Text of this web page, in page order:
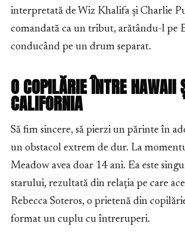
interpretată de Wiz Khalifa și Charlie
comandată ca un tribut, arătându-l pe
conducând pe un drum separat.
O COPILĂRIE ÎNTRE HAWAII
CALIFORNIA
Să fim sincere, să pierzi un părinte în
un obstacol extrem de dur. La
Meadow avea doar 14 ani. Ea este
starului, rezultată din relația pe care
Rebecca Soteros, o prietenă din
format un cuplu cu întreruperi.